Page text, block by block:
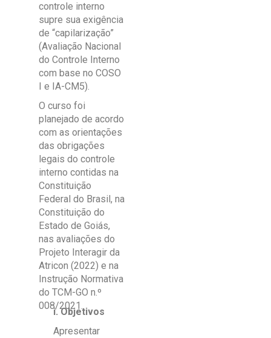
controle interno
supre sua exigência
de “capilarização”
(Avaliação Nacional
do Controle Interno
com base no COSO
I e IA-CM5).
O curso foi
planejado de acordo
com as orientações
das obrigações
legais do controle
interno contidas na
Constituição
Federal do Brasil, na
Constituição do
Estado de Goiás,
nas avaliações do
Projeto Interagir da
Atricon (2022) e na
Instrução Normativa
do TCM-GO n.º
008/2021.
i. Objetivos
Apresentar